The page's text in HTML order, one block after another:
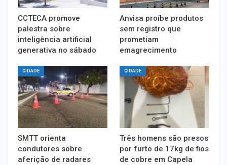
CCTECA promove
palestra sobre
inteligência artificial
generativa no sábado
Anvisa proíbe produtos
sem registro que
prometiam
emagrecimento
CIDADE
SMTT orienta
condutores sobre
aferição de radares
CIDADE
Três homens são presos
por furto de 17kg de fios
de cobre em Capela